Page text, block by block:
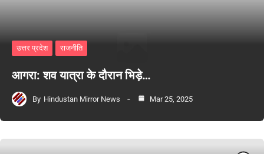
उत्तर प्रदेश राजनीति
आगरा: शव यात्रा के दौरान भिड़े…
By Hindustan Mirror News Mar 25, 2025